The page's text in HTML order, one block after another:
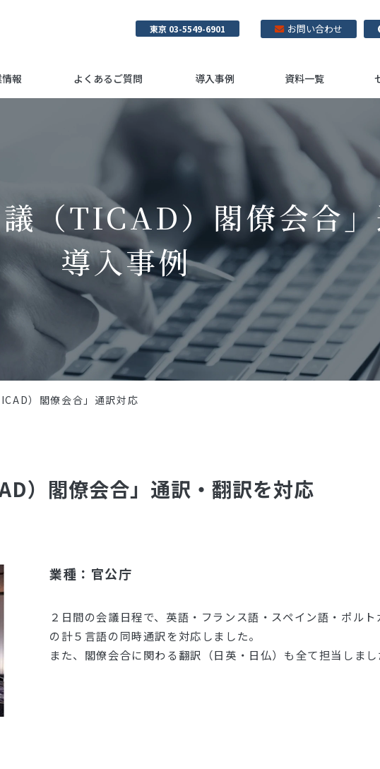
東京 03-5549-6901 お問い合わせ
報 よくあるご質問 導入事例 資料一覧
議（TICAD）閣僚会合
導入事例
）閣僚会合」通訳対応
）閣僚会合」通訳・翻訳を対応
業種：官公庁
２日間の会議日程で、英語・フランス語・スペイン語・ポル
の計５言語の同時通訳を対応しました。
また、閣僚会合に関わる翻訳（日英・日仏）も全て担当しまし